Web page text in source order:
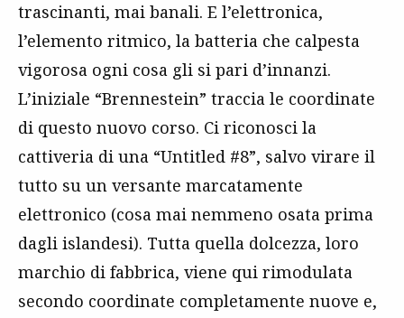
trascinanti, mai banali. E l’elettronica,
l’elemento ritmico, la batteria che calpesta
vigorosa ogni cosa gli si pari d’innanzi.
L’iniziale “Brennestein” traccia le coordinate
di questo nuovo corso. Ci riconosci la
cattiveria di una “Untitled #8”, salvo virare il
tutto su un versante marcatamente
elettronico (cosa mai nemmeno osata prima
dagli islandesi). Tutta quella dolcezza, loro
marchio di fabbrica, viene qui rimodulata
secondo coordinate completamente nuove e,